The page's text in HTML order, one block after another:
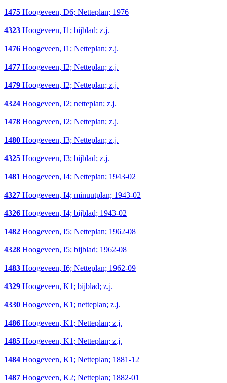
1475 Hoogeveen, D6; Netteplan; 1976
4323 Hoogeveen, I1; bijblad; z.j.
1476 Hoogeveen, I1; Netteplan; z.j.
1477 Hoogeveen, I2; Netteplan; z.j.
1479 Hoogeveen, I2; Netteplan; z.j.
4324 Hoogeveen, I2; netteplan; z.j.
1478 Hoogeveen, I2; Netteplan; z.j.
1480 Hoogeveen, I3; Netteplan; z.j.
4325 Hoogeveen, I3; bijblad; z.j.
1481 Hoogeveen, I4; Netteplan; 1943-02
4327 Hoogeveen, I4; minuutplan; 1943-02
4326 Hoogeveen, I4; bijblad; 1943-02
1482 Hoogeveen, I5; Netteplan; 1962-08
4328 Hoogeveen, I5; bijblad; 1962-08
1483 Hoogeveen, I6; Netteplan; 1962-09
4329 Hoogeveen, K1; bijblad; z.j.
4330 Hoogeveen, K1; netteplan; z.j.
1486 Hoogeveen, K1; Netteplan; z.j.
1485 Hoogeveen, K1; Netteplan; z.j.
1484 Hoogeveen, K1; Netteplan; 1881-12
1487 Hoogeveen, K2; Netteplan; 1882-01